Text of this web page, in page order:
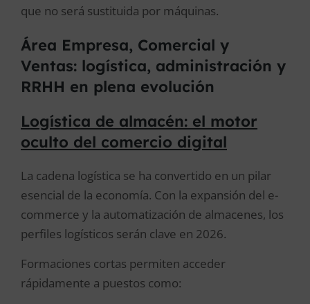
que no será sustituida por máquinas.
Área Empresa, Comercial y
Ventas: logística, administración y
RRHH en plena evolución
Logística de almacén: el motor
oculto del comercio digital
La cadena logística se ha convertido en un pilar
esencial de la economía. Con la expansión del e-
commerce y la automatización de almacenes, los
perfiles logísticos serán clave en 2026.
Formaciones cortas permiten acceder
rápidamente a puestos como: